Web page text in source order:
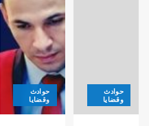
حوادث
وقضايا
حوادث
وقضايا